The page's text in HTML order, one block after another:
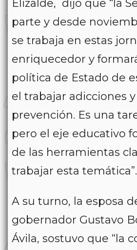
Elizalde, dijo que “la
parte y desde
se trabaja en estas
enriquecedor y
política de Estado de
el trabajar adicciones y
prevención. Es una
pero el eje educativo
de las herramientas
trabajar esta temática”.
A su turno, la esposa
gobernador Gustavo
Ávila, sostuvo que “la